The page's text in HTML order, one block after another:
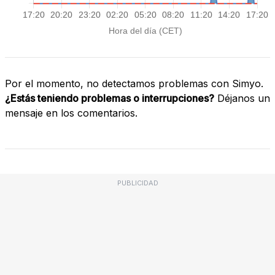
Por el momento, no detectamos problemas con Simyo.
¿Estás teniendo problemas o interrupciones? Déjanos un
mensaje en los comentarios.
PUBLICIDAD